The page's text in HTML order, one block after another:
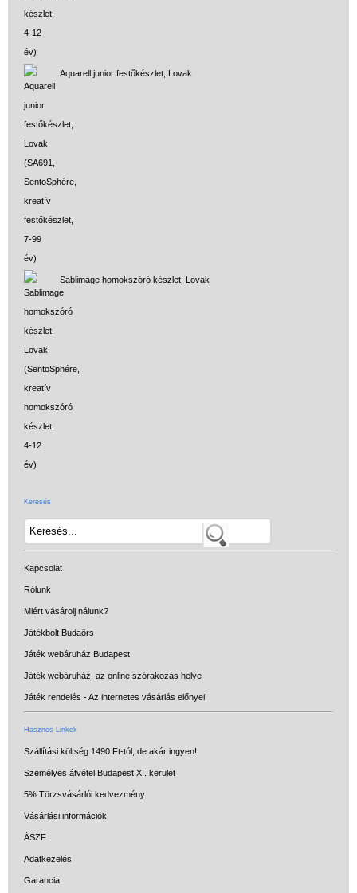
Aquarell junior festőkészlet, Lovak
Sablimage homokszóró készlet, Lovak
Keresés
Kapcsolat
Rólunk
Miért vásárolj nálunk?
Játékbolt Budaörs
Játék webáruház Budapest
Játék webáruház, az online szórakozás helye
Játék rendelés - Az internetes vásárlás előnyei
Hasznos Linkek
Szállítási költség 1490 Ft-tól, de akár ingyen!
Személyes átvétel Budapest XI. kerület
5% Törzsvásárlói kedvezmény
Vásárlási információk
ÁSZF
Adatkezelés
Garancia